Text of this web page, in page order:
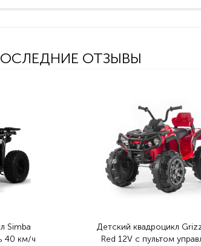
ОТЗЫВЫ
Simba
40 км/ч
Детский квадроцикл
Red 12V с пультом